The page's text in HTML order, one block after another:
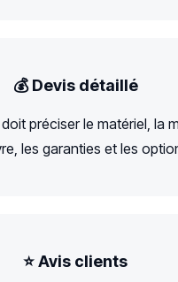
💰 Devis détaillé
préciser le matériel, la
les garanties et les
⭐ Avis clients